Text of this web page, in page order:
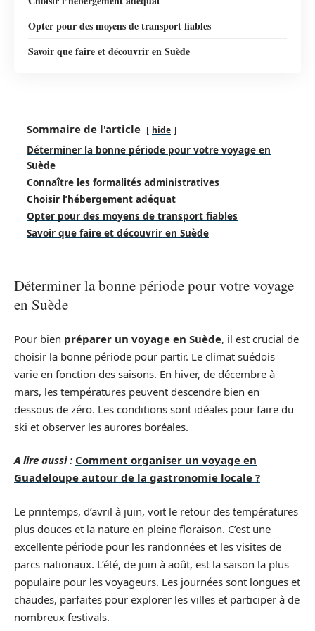
Opter pour des moyens de transport fiables
Savoir que faire et découvrir en Suède
Sommaire de l'article hide
Déterminer la bonne période pour votre voyage en
Suède
Connaître les formalités administratives
Choisir l’hébergement adéquat
Opter pour des moyens de transport fiables
Savoir que faire et découvrir en Suède
Déterminer la bonne période pour votre voyage
en Suède
Pour bien préparer un voyage en Suède, il est crucial de
choisir la bonne période pour partir. Le climat suédois
varie en fonction des saisons. En hiver, de décembre à
mars, les températures peuvent descendre bien en
dessous de zéro. Les conditions sont idéales pour faire du
ski et observer les aurores boréales.
A lire aussi : Comment organiser un voyage en
Guadeloupe autour de la gastronomie locale ?
Le printemps, d’avril à juin, voit le retour des températures
plus douces et la nature en pleine floraison. C’est une
excellente période pour les randonnées et les visites de
parcs nationaux. L’été, de juin à août, est la saison la plus
populaire pour les voyageurs. Les journées sont longues et
chaudes, parfaites pour explorer les villes et participer à de
nombreux festivals.